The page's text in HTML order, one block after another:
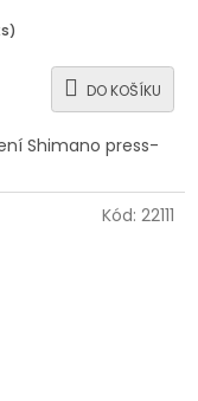
DO KOŠÍKU
Shimano press-
Kód: 22111